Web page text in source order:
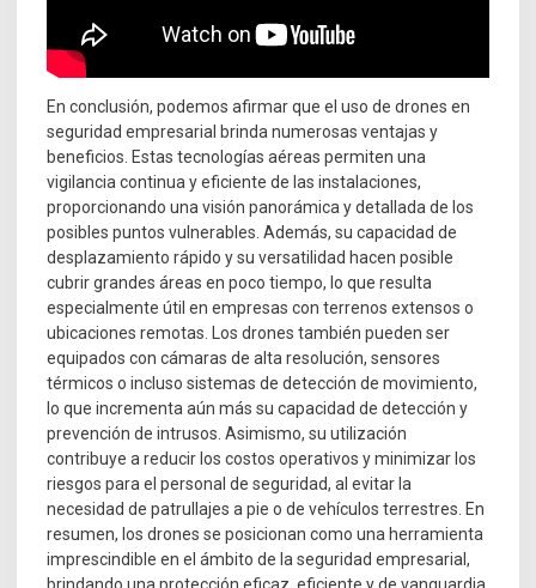
En conclusión, podemos afirmar que el uso de drones en
seguridad empresarial brinda numerosas ventajas y
beneficios. Estas tecnologías aéreas permiten una
vigilancia continua y eficiente de las instalaciones,
proporcionando una visión panorámica y detallada de los
posibles puntos vulnerables. Además, su capacidad de
desplazamiento rápido y su versatilidad hacen posible
cubrir grandes áreas en poco tiempo, lo que resulta
especialmente útil en empresas con terrenos extensos o
ubicaciones remotas. Los drones también pueden ser
equipados con cámaras de alta resolución, sensores
térmicos o incluso sistemas de detección de movimiento,
lo que incrementa aún más su capacidad de detección y
prevención de intrusos. Asimismo, su utilización
contribuye a reducir los costos operativos y minimizar los
riesgos para el personal de seguridad, al evitar la
necesidad de patrullajes a pie o de vehículos terrestres. En
resumen, los drones se posicionan como una herramienta
imprescindible en el ámbito de la seguridad empresarial,
brindando una protección eficaz, eficiente y de vanguardia.